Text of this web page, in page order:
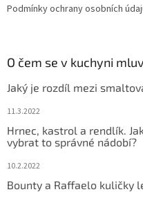
Podmínky ochrany osobních
O čem se v kuchyni
Jaký je rozdíl mezi
11.3.2022
Hrnec, kastrol a rendlík.
vybrat to správné nádobí?
10.2.2022
Bounty a Raffaelo kuličky